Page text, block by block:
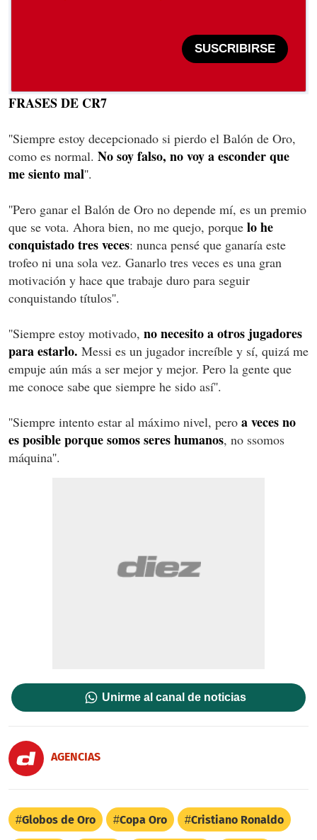
SUSCRIBIRSE
FRASES DE CR7
''Siempre estoy decepcionado si pierdo el Balón de Oro,
como es normal. No soy falso, no voy a esconder que
me siento mal''.
''Pero ganar el Balón de Oro no depende mí, es un premio
que se vota. Ahora bien, no me quejo, porque lo he
conquistado tres veces: nunca pensé que ganaría este
trofeo ni una sola vez. Ganarlo tres veces es una gran
motivación y hace que trabaje duro para seguir
conquistando títulos''.
''Siempre estoy motivado, no necesito a otros jugadores
para estarlo. Messi es un jugador increíble y sí, quizá me
empuje aún más a ser mejor y mejor. Pero la gente que
me conoce sabe que siempre he sido así''.
''Siempre intento estar al máximo nivel, pero a veces no
es posible porque somos seres humanos, no ssomos
máquina''.
Unirme al canal de noticias
AGENCIAS
Globos de Oro Copa Oro Cristiano Ronaldo